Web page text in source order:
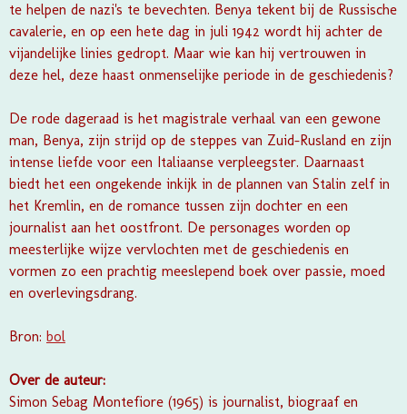
te helpen de nazi's te bevechten. Benya tekent bij de Russische
cavalerie, en op een hete dag in juli 1942 wordt hij achter de
vijandelijke linies gedropt. Maar wie kan hij vertrouwen in
deze hel, deze haast onmenselijke periode in de geschiedenis?
De rode dageraad is het magistrale verhaal van een gewone
man, Benya, zijn strijd op de steppes van Zuid-Rusland en zijn
intense liefde voor een Italiaanse verpleegster. Daarnaast
biedt het een ongekende inkijk in de plannen van Stalin zelf in
het Kremlin, en de romance tussen zijn dochter en een
journalist aan het oostfront. De personages worden op
meesterlijke wijze vervlochten met de geschiedenis en
vormen zo een prachtig meeslepend boek over passie, moed
en overlevingsdrang.
Bron: bol
Over de auteur:
Simon Sebag Montefiore (1965) is journalist, biograaf en